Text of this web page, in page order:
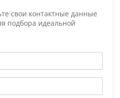
свои контактные данные
подбора идеальной